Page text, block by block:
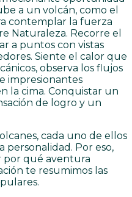
a un volcán, como el
contemplar la fuerza
Naturaleza. Recorre el
a puntos con vistas
Siente el calor que
observa los flujos
impresionantes
la cima. Conquistar un
de logro y un
cada uno de ellos
personalidad. Por eso,
por qué aventura
te resumimos las